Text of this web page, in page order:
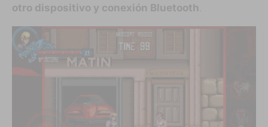
otro dispositivo y conexión Bluetooth